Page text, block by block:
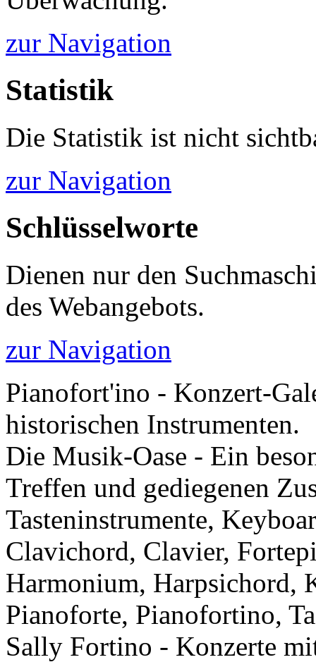
zur Navigation
Statistik
Die Statistik ist nicht
zur Navigation
Schlüsselworte
Dienen nur den
des Webangebots.
zur Navigation
Pianofort'ino - Konzert-
historischen Instrumenten.
Die Musik-Oase - Ein
Treffen und gediegenen
Tasteninstrumente,
Clavichord, Clavier,
Harmonium, Harpsichord,
Pianoforte, Pianofortino,
Sally Fortino - Konzerte